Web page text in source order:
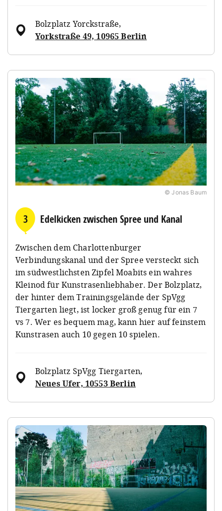
Bolzplatz Yorckstraße,
Yorkstraße 49, 10965 Berlin
© Jonas Baum
3 Edelkicken zwischen Spree und Kanal
Zwischen dem Charlottenburger
Verbindungskanal und der Spree versteckt sich
im südwestlichsten Zipfel Moabits ein wahres
Kleinod für Kunstrasenliebhaber. Der Bolzplatz,
der hinter dem Trainingsgelände der SpVgg
Tiergarten liegt, ist locker groß genug für ein 7
vs 7. Wer es bequem mag, kann hier auf feinstem
Kunstrasen auch 10 gegen 10 spielen.
Bolzplatz SpVgg Tiergarten,
Neues Ufer, 10553 Berlin